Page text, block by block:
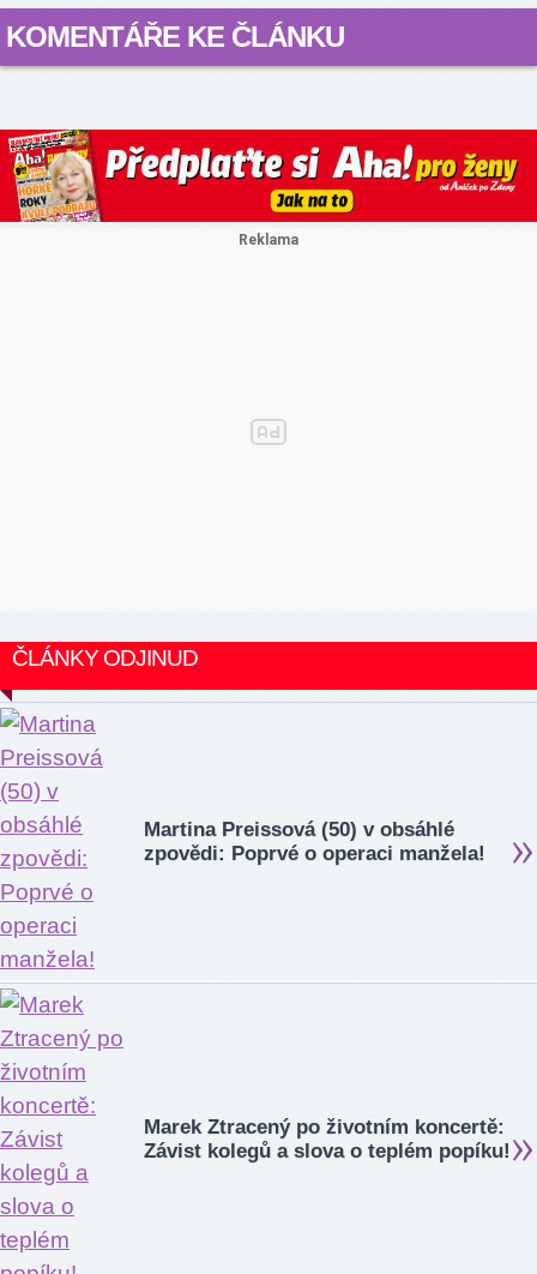
KOMENTÁŘE KE ČLÁNKU
ČLÁNKY ODJINUD
Martina Preissová (50) v obsáhlé
zpovědi: Poprvé o operaci manžela!
Marek Ztracený po životním koncertě:
Závist kolegů a slova o teplém popíku!